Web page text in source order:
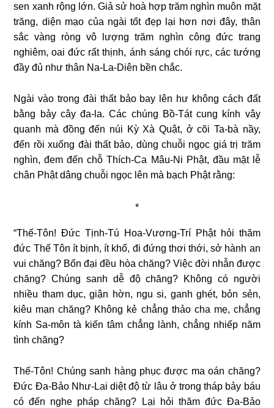
sen xanh rộng lớn. Giả sử hoà hợp trăm nghìn muôn mặt
trăng, diện mạo của ngài tốt đẹp lại hơn nơi đây, thân
sắc vàng ròng vô lượng trăm nghìn công đức trang
nghiêm, oai đức rất thịnh, ánh sáng chói rực, các tướng
đầy đủ như thân Na-La-Diên bền chắc.
Ngài vào trong đài thất bảo bay lên hư không cách đất
bằng bảy cây đa-la. Các chúng Bồ-Tát cung kính vây
quanh mà đồng đến núi Kỳ Xà Quật, ở cõi Ta-bà nầy,
đến rồi xuống đài thất bảo, dùng chuỗi ngọc giá trị trăm
nghìn, đem đến chỗ Thích-Ca Mâu-Ni Phật, đầu mặt lễ
chân Phật dâng chuỗi ngọc lên mà bạch Phật rằng:
*
“Thế-Tôn! Đức Tịnh-Tú Hoa-Vương-Trí Phật hỏi thăm
đức Thế Tôn ít bịnh, ít khổ, đi đứng thơi thới, sở hành an
vui chăng? Bốn đại đều hòa chăng? Việc đời nhẫn được
chăng? Chúng sanh dễ độ chăng? Không có người
nhiều tham dục, giận hờn, ngu si, ganh ghét, bỏn sẻn,
kiêu mạn chăng? Không kẻ chẳng thảo cha mẹ, chẳng
kính Sa-môn tà kiến tâm chẳng lành, chẳng nhiếp năm
tình chăng?
Thế-Tôn! Chúng sanh hàng phục được ma oán chăng?
Đức Đa-Bảo Như-Lai diệt độ từ lâu ở trong tháp bảy báu
có đến nghe pháp chăng? Lại hỏi thăm đức Đa-Bảo